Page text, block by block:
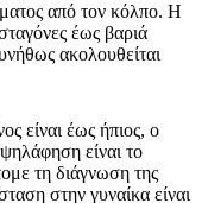
από τον κόλπο. Η
έως βαριά
ακολουθείται
είναι έως ήπιος, ο
είναι το
τη διάγνωση της
στην γυναίκα είναι